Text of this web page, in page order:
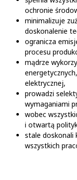
ochronie
minimalizuje
doskonalenie
ogranicza
procesu
mądrze
elektrycznej,
prowadzi
wymaganiami
wobec
i otwartą
stale doskonali
wszystkich